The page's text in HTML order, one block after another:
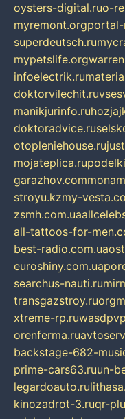
oysters-digital.ruo-
myremont.orgportal-
superdeutsch.ru
mypetslife.org
infoelectrik.ru
doktorvilechit.ru
manikjurinfo.ru
doktoradvice.ru
otopleniehouse.ru
mojateplica.ru
garazhov.com
stroyu.kzmy-
zsmh.com.ua
all-tattoos-for-
best-radio.com.ua
euroshiny.com.ua
searchus-nauti.ru
transgazstroy.ru
xtreme-rp.ru
orenferma.ru
backstage-682-
prime-cars63.ruun-
legardoauto.ru
kinozadrot-3.ruqr-